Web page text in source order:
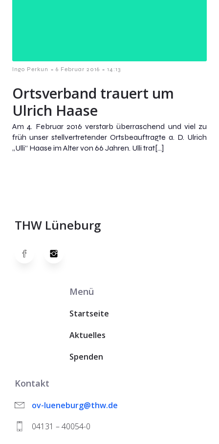
Ingo Perkun - 6 Februar 2016 - 14:13
Ortsverband trauert um
Ulrich Haase
Am 4. Februar 2016 verstarb überraschend und viel zu
früh unser stellvertretender Ortsbeauftragte a. D. Ulrich
„Ulli“ Haase im Alter von 66 Jahren. Ulli trat[…]
THW Lüneburg
Menü
Startseite
Aktuelles
Spenden
Kontakt
ov-lueneburg@thw.de
04131 – 40054-0